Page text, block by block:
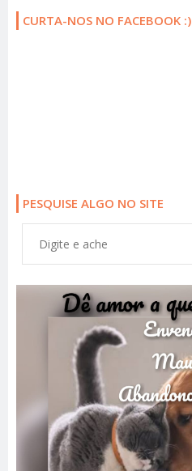
CURTA-NOS NO FACEBOOK :)
PESQUISE ALGO NO SITE